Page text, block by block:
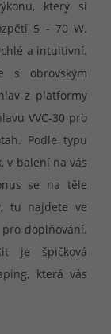
který si
5 - 70 W.
a intuitivní.
s obrovským
z platformy
VVC-30 pro
Podle typu
v balení na vás
se na těle
tu najdete ve
doplňování.
je špičková
která vás